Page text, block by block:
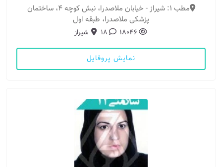
مطب 1: شیراز - خیابان ملاصدرا، نبش کوچه ٤، ساختمان
پزشکی ملاصدرا، طبقه اول
18046
18 شیراز
نمایش پروفایل